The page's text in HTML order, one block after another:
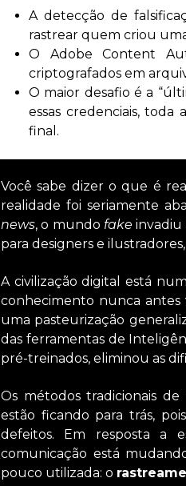
A detecção de
rastrear quem criou
O Adobe Content
criptografados em
O maior desafio é a
essas credenciais,
final.
Você sabe dizer o que é
realidade foi seriamente
news, o mundo fake invadiu
para designers e
A civilização digital está
conhecimento nunca antes
uma pasteurização
das ferramentas de
pré-treinados, eliminou as
Os métodos tradicionais
estão ficando para trás,
defeitos. Em resposta a
comunicação está
pouco utilizada: o